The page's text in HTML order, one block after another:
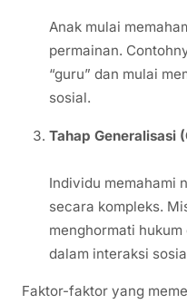
Anak mulai
permainan.
“guru” dan mulai
sosial.
Tahap Generalisasi
Individu memahami
secara kompleks.
menghormati
dalam interaksi
Faktor-faktor yang